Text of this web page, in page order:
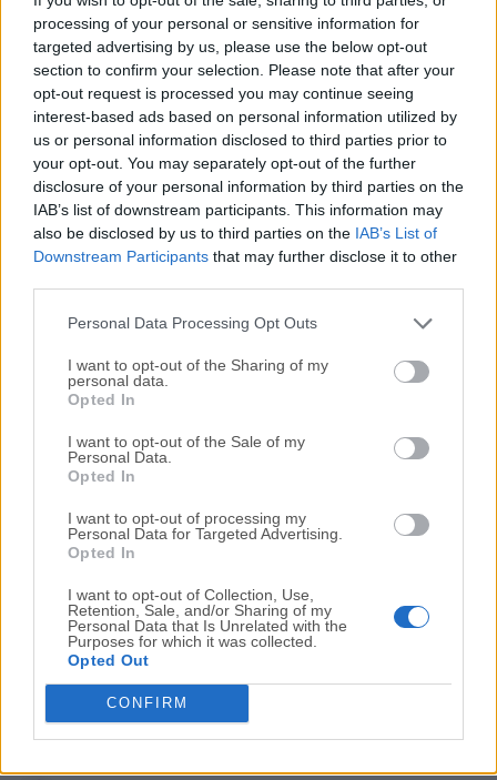
processing of your personal or sensitive information for
targeted advertising by us, please use the below opt-out
section to confirm your selection. Please note that after your
opt-out request is processed you may continue seeing
interest-based ads based on personal information utilized by
us or personal information disclosed to third parties prior to
your opt-out. You may separately opt-out of the further
disclosure of your personal information by third parties on the
IAB’s list of downstream participants. This information may
also be disclosed by us to third parties on the IAB’s List of
Downstream Participants that may further disclose it to other
Personal Data Processing Opt Outs
I want to opt-out of the Sharing of my
personal data.
Opted In
I want to opt-out of the Sale of my
Personal Data.
Opted In
I want to opt-out of processing my
Personal Data for Targeted Advertising.
Opted In
I want to opt-out of Collection, Use,
Retention, Sale, and/or Sharing of my
Personal Data that Is Unrelated with the
Purposes for which it was collected.
Opted Out
CONFIRM
System. La aplicación se compromete a seguir mejorando
la experiencia de escucha en casa. Las mejoras y cambios
incluidos en la última actualización de software gratuita se
enumeran a continuación.Seleccione Google Play Music
del menú de música y descubra nuevas funciones como
recomendaciones basadas en la hora del día, actividad
reciente, soporte mejorado para listas de reproducción y
más.Active la reproducción aleatoria y el orden de las
pistas en la cola cambiará. ¿No le gusta el nuevo orden?
Desactive la reproducción aleatoria para que las pistas
vuelvan a su orden de reproducción original.¡Active la
reproducción ...